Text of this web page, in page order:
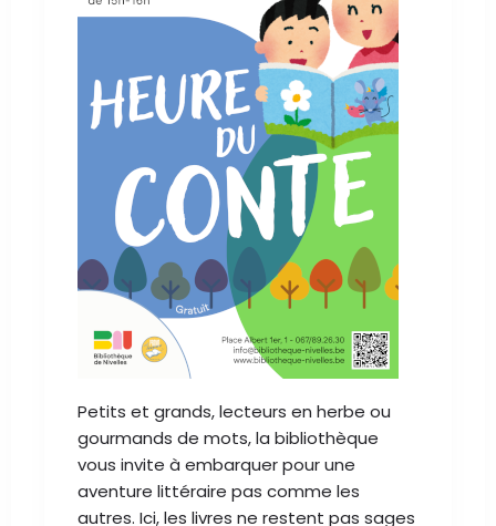
Petits et grands, lecteurs en herbe ou
gourmands de mots, la bibliothèque
vous invite à embarquer pour une
aventure littéraire pas comme les
autres. Ici, les livres ne restent pas sages